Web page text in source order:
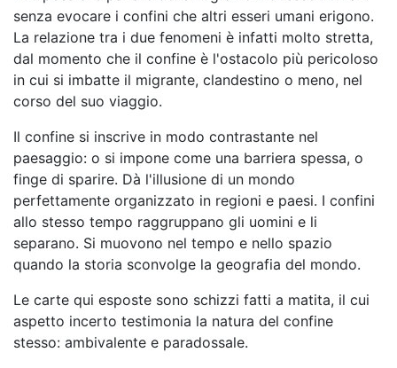
senza evocare i confini che altri esseri umani erigono.
La relazione tra i due fenomeni è infatti molto stretta,
dal momento che il confine è l'ostacolo più pericoloso
in cui si imbatte il migrante, clandestino o meno, nel
corso del suo viaggio.
Il confine si inscrive in modo contrastante nel
paesaggio: o si impone come una barriera spessa, o
finge di sparire. Dà l'illusione di un mondo
perfettamente organizzato in regioni e paesi. I confini
allo stesso tempo raggruppano gli uomini e li
separano. Si muovono nel tempo e nello spazio
quando la storia sconvolge la geografia del mondo.
Le carte qui esposte sono schizzi fatti a matita, il cui
aspetto incerto testimonia la natura del confine
stesso: ambivalente e paradossale.